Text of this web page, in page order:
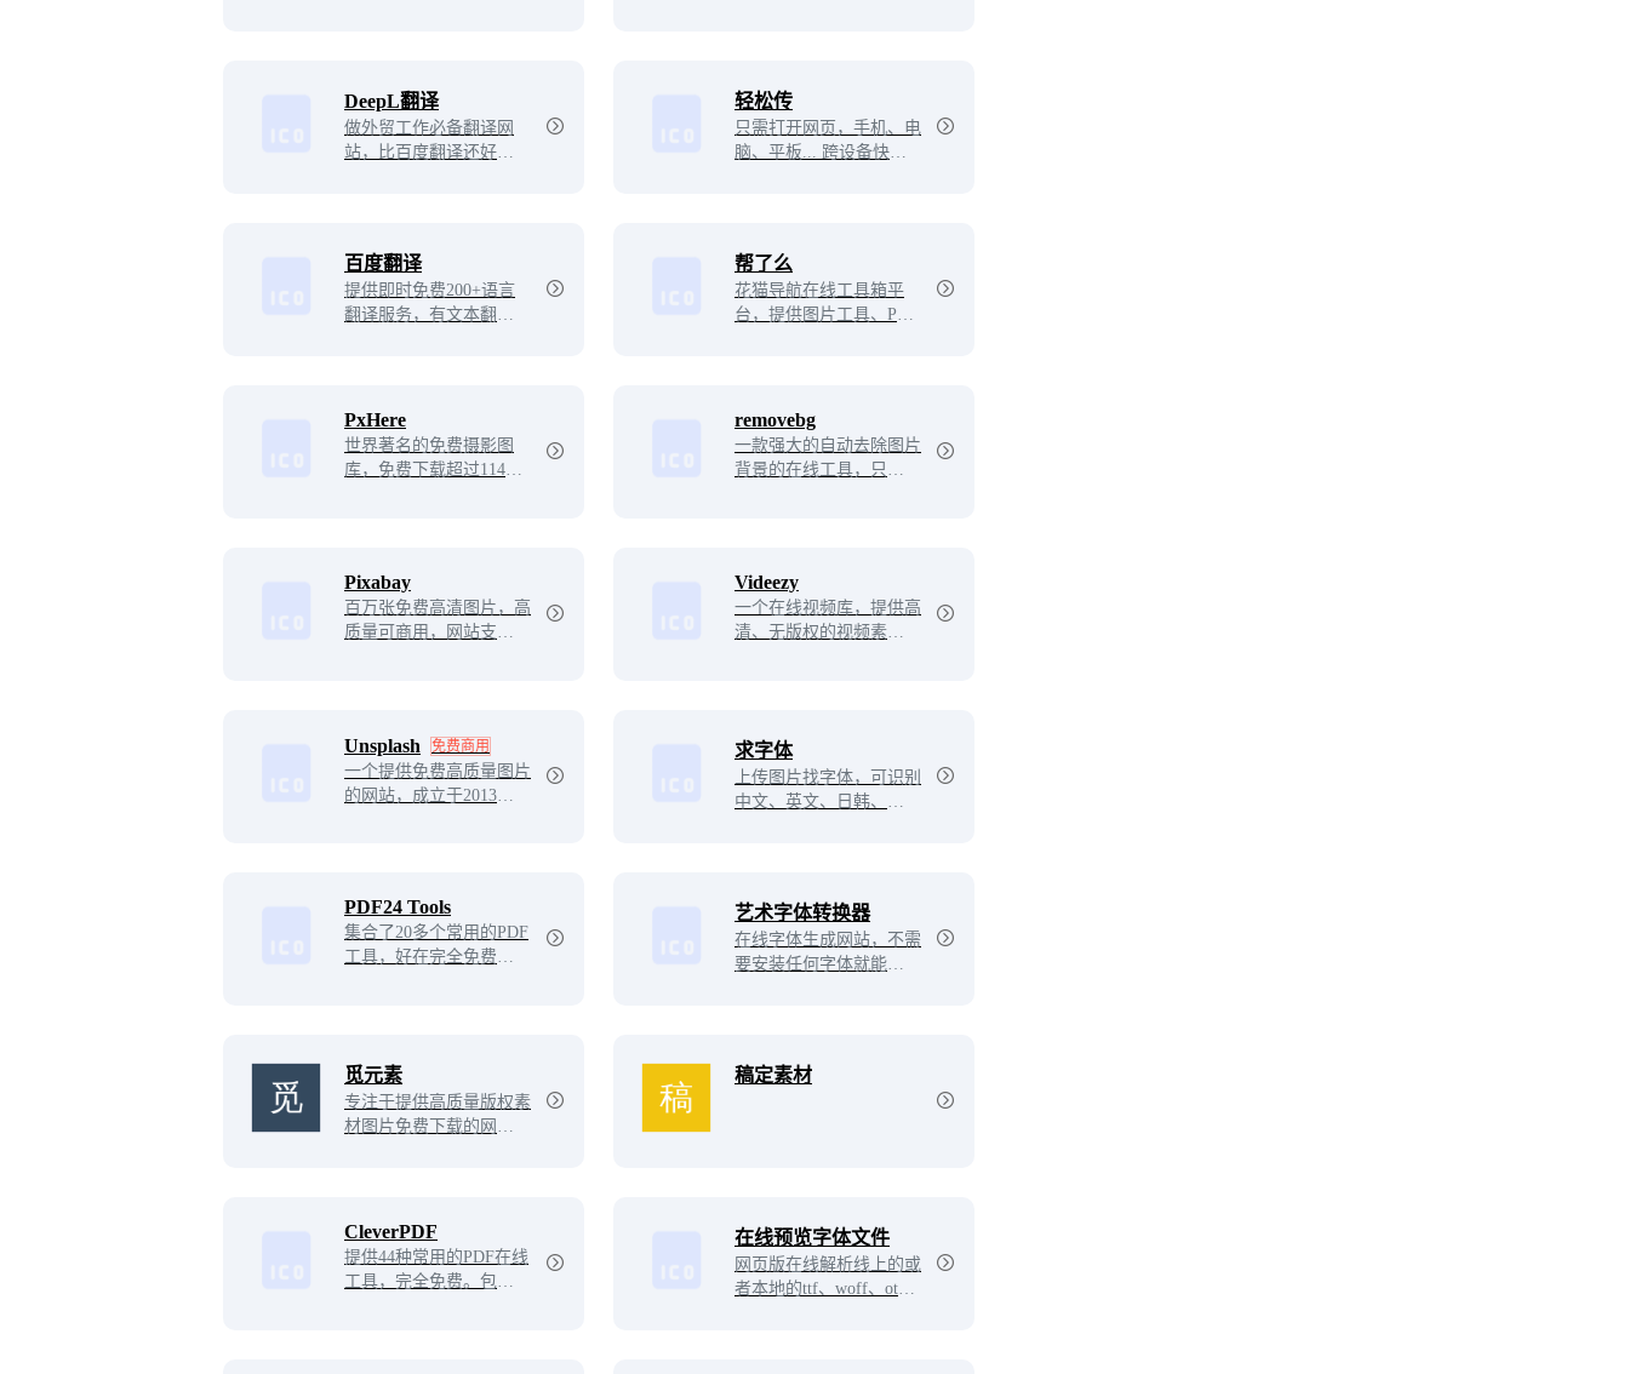
费下载使用！
DeepL翻译
做外贸工作必备翻译网
站，比百度翻译还好用的
轻松传
只需打开网页，手机、电
脑、平板... 跨设备快速
描。
百度翻译
提供即时免费200+语言
翻译服务，有文本翻译、
帮了么
花猫导航在线工具箱平
台，提供图片工具、PDF
换工具、开发工具、视频
工具等在线服务，让你工
作生活皆无忧。
PxHere
世界著名的免费摄影图
库，免费下载超过114371
removebg
一款强大的自动去除图片
背景的在线工具，只需要
Pixabay
百万张免费高清图片，高
质量可商用，网站支持中
Videezy
一个在线视频库，提供高
清、无版权的视频素材下
人物动作等多个类别。用
户可以免费或付费下载并
使用这些视频素材，也可
Unsplash 免费商用
一个提供免费高质量图片
的网站，成立于2013年。
市、人物等多种主题，是
设计师、博主等创意工作
者的重要资源。
求字体
上传图片找字体，可识别
中文、英文、日韩、书法
PDF24 Tools
集合了20多个常用的PDF
工具，好在完全免费且无
艺术字体转换器
在线字体生成网站，不需
要安装任何字体就能直接
觅元素
专注于提供高质量版权素
材图片免费下载的网站，
材就来觅元素。
稿定素材
CleverPDF
提供44种常用的PDF在线
工具，完全免费。包括P
在线预览字体文件
网页版在线解析线上的或
者本地的ttf、woff、otf等